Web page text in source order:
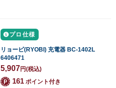
プロ仕様
リョービ(RYOBI) 充電器 BC-1402L
6406471
5,907円(税込)
161 ポイント付き